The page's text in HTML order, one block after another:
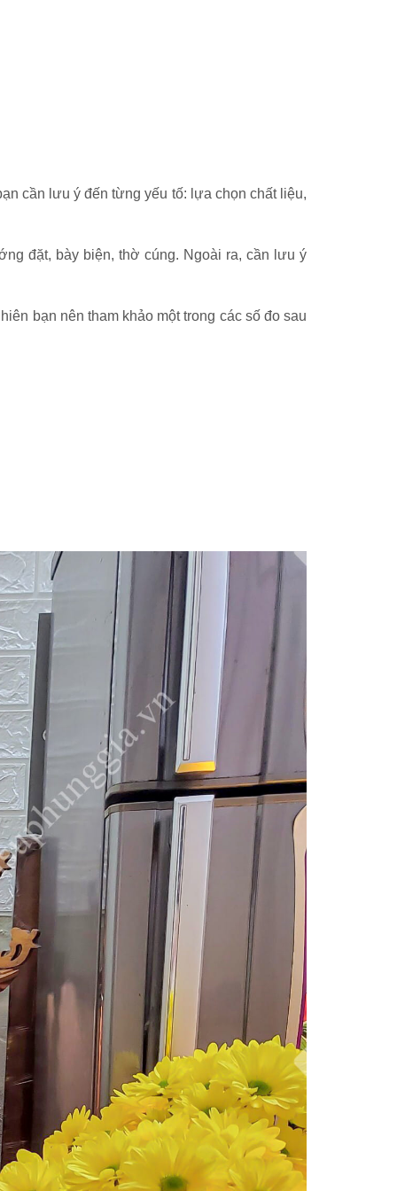
cần lưu ý đến từng yếu tố: lựa chọn chất liệu,
đặt, bày biện, thờ cúng. Ngoài ra, cần lưu ý
bạn nên tham khảo một trong các số đo sau